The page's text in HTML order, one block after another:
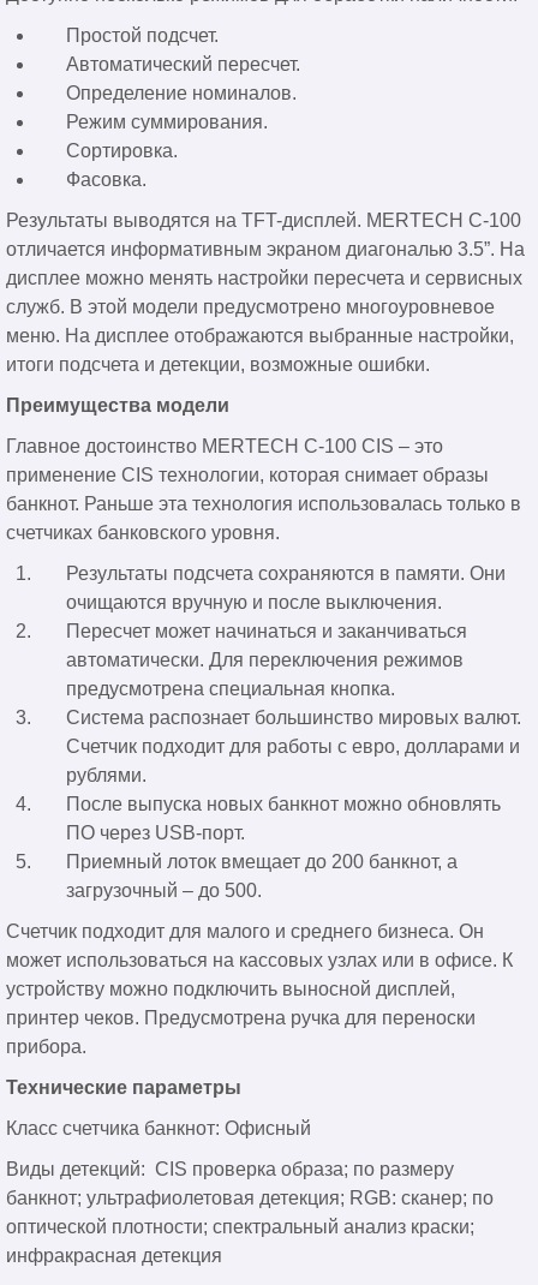
Простой подсчет.
Автоматический пересчет.
Определение номиналов.
Режим суммирования.
Сортировка.
Фасовка.
Результаты выводятся на TFT-дисплей. MERTECH C-100
отличается информативным экраном диагональю 3.5”. На
дисплее можно менять настройки пересчета и сервисных
служб. В этой модели предусмотрено многоуровневое
меню. На дисплее отображаются выбранные настройки,
итоги подсчета и детекции, возможные ошибки.
Преимущества модели
Главное достоинство MERTECH C-100 CIS – это
применение CIS технологии, которая снимает образы
банкнот. Раньше эта технология использовалась только в
счетчиках банковского уровня.
Результаты подсчета сохраняются в памяти. Они
очищаются вручную и после выключения.
Пересчет может начинаться и заканчиваться
автоматически. Для переключения режимов
предусмотрена специальная кнопка.
Система распознает большинство мировых валют.
Счетчик подходит для работы с евро, долларами и
рублями.
После выпуска новых банкнот можно обновлять
ПО через USB-порт.
Приемный лоток вмещает до 200 банкнот, а
загрузочный – до 500.
Счетчик подходит для малого и среднего бизнеса. Он
может использоваться на кассовых узлах или в офисе. К
устройству можно подключить выносной дисплей,
принтер чеков. Предусмотрена ручка для переноски
прибора.
Технические параметры
Класс счетчика банкнот: Офисный
Виды детекций: CIS проверка образа; по размеру
банкнот; ультрафиолетовая детекция; RGB: сканер; по
оптической плотности; спектральный анализ краски;
инфракрасная детекция